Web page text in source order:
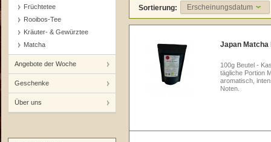
Früchtetee
Rooibos-Tee
Kräuter- & Gewürztee
Matcha
Angebote der Woche
Geschenke
Über uns
Sortierung: Erscheinungsdatum
Japan Matcha
100g Beutel -
tägliche Portion
aromatisch,
Noten.